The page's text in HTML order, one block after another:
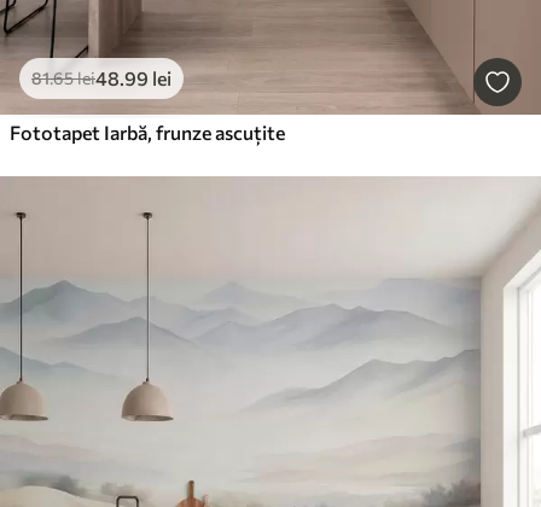
81.65lei48.99 lei
Fototapet Iarbă, frunze ascuțite